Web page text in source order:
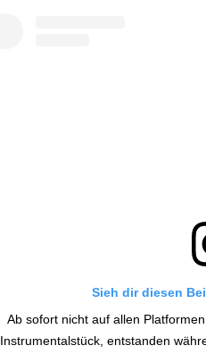
Sieh dir diesen
Ab sofort nicht auf allen
Instrumentalstück, entstanden